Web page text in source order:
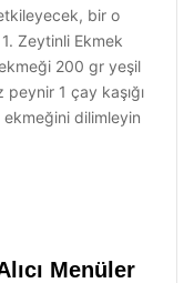
bir o
Zeytinli Ekmek
200 gr yeşil
1 çay kaşığı
ekmeğini dilimleyin
Menüler